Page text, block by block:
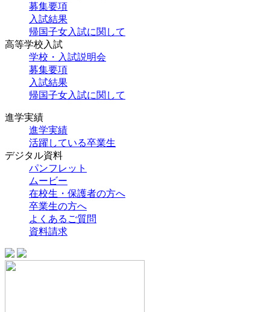
募集要項
入試結果
帰国子女入試に関して
高等学校入試
学校・入試説明会
募集要項
入試結果
帰国子女入試に関して
進学実績
進学実績
活躍している卒業生
デジタル資料
パンフレット
ムービー
在校生・保護者の方へ
卒業生の方へ
よくあるご質問
資料請求